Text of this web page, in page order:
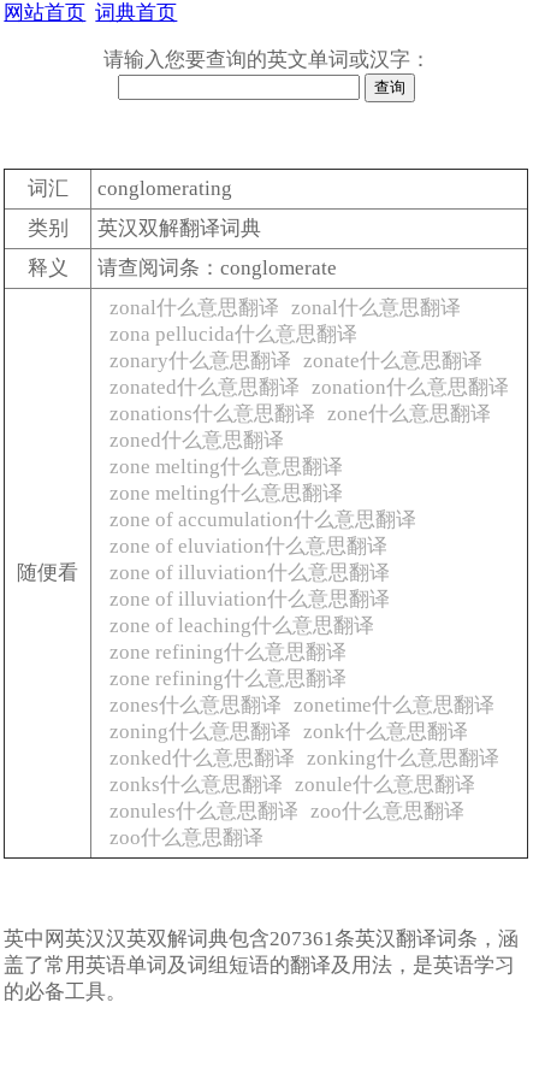
网站首页 词典首页
请输入您要查询的英文单词或汉字：
词汇
conglomerating
类别
英汉双解翻译词典
释义
请查阅词条：conglomerate
随便看
zonal什么意思翻译 zonal什么意思翻译
zona pellucida什么意思翻译
zonary什么意思翻译 zonate什么意思翻译
zonated什么意思翻译 zonation什么意思翻译
zonations什么意思翻译 zone什么意思翻译
zoned什么意思翻译
zone melting什么意思翻译
zone melting什么意思翻译
zone of accumulation什么意思翻译
zone of eluviation什么意思翻译
zone of illuviation什么意思翻译
zone of illuviation什么意思翻译
zone of leaching什么意思翻译
zone refining什么意思翻译
zone refining什么意思翻译
zones什么意思翻译 zonetime什么意思翻译
zoning什么意思翻译 zonk什么意思翻译
zonked什么意思翻译 zonking什么意思翻译
zonks什么意思翻译 zonule什么意思翻译
zonules什么意思翻译 zoo什么意思翻译
zoo什么意思翻译
英中网英汉汉英双解词典包含207361条英汉翻译词条，涵
盖了常用英语单词及词组短语的翻译及用法，是英语学习
的必备工具。